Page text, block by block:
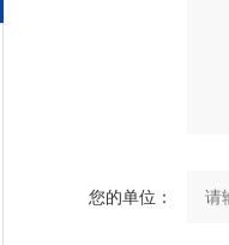
您的单位：